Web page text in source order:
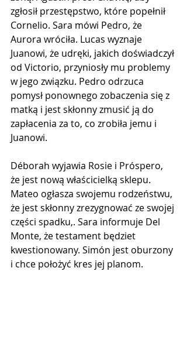
zgłosił przestępstwo, które popełnił
Cornelio. Sara mówi Pedro, że
Aurora wróciła. Lucas wyznaje
Juanowi, że udręki, jakich doświadczył
od Victorio, przyniosły mu problemy
w jego związku. Pedro odrzuca
pomysł ponownego zobaczenia się z
matką i jest skłonny zmusić ją do
zapłacenia za to, co zrobiła jemu i
Juanowi.
Déborah wyjawia Rosie i Próspero,
że jest nową właścicielką sklepu.
Mateo ogłasza swojemu rodzeństwu,
że jest skłonny zrezygnować ze swojej
części spadku,. Sara informuje Del
Monte, że testament będziet
kwestionowany. Simón jest oburzony
i chce położyć kres jej planom.